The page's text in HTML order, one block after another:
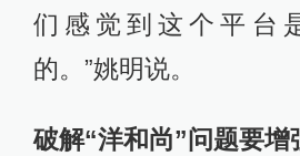
们感觉到这个平台
的。”姚明说。
破解“洋和尚”问题要增